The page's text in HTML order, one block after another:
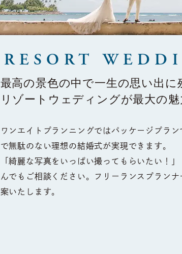
RESORT
最高の景色の中で一生の思い出に
リゾートウェディングが最大の魅
ワンエイトプランニングではパッケージプラ
で無駄のない理想の結婚式が実現できます。
「綺麗な写真をいっぱい撮ってもらいたい！
んでもご相談ください。フリーランスプラン
案いたします。